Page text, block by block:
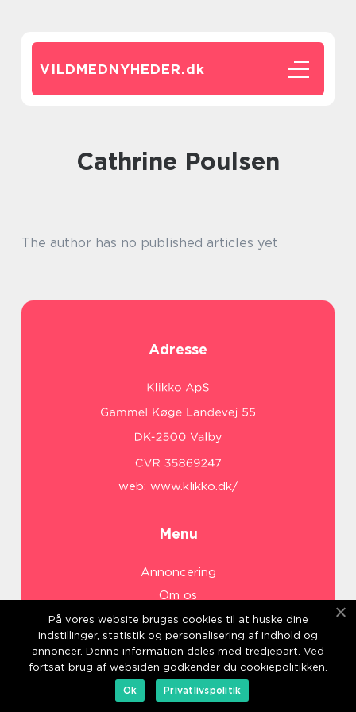
VILDMEDNYHEDER.dk
Cathrine Poulsen
The author has no published articles yet
Adresse
web: www.klikko.dk/
Menu
Annoncering
Om os
Cookies
Kontakt os
Sitemap
På vores website bruges cookies til at huske dine
indstillinger, statistik og personalisering af indhold og
annoncer. Denne information deles med tredjepart. Ved
fortsat brug af websiden godkender du cookiepolitikken.
Ok
Privatlivspolitik